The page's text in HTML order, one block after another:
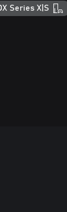
Series X|S